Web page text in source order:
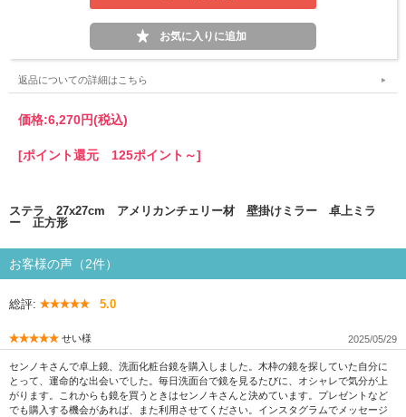
返品についての詳細はこちら
価格:6,270円(税込)
[ポイント還元 125ポイント～]
ステラ 27x27cm アメリカンチェリー材 壁掛けミラー 卓上ミラ
ー 正方形
お客様の声（2件）
総評: 5.0
せい様 2025/05/29
センノキさんで卓上鏡、洗面化粧台鏡を購入しました。木枠の鏡を探していた自分に
とって、運命的な出会いでした。毎日洗面台で鏡を見るたびに、オシャレで気分が上
がります。これからも鏡を買うときはセンノキさんと決めています。プレゼントなど
でも購入する機会があれば、また利用させてください。インスタグラムでメッセージ